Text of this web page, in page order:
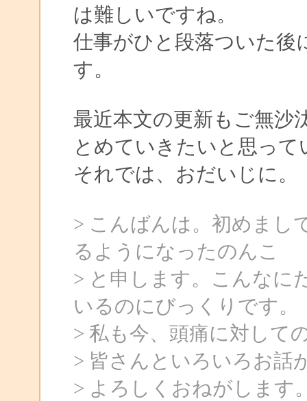
は難しいですね。
仕事がひと段落ついた後
す。
最近本文の更新もご無沙
とめていきたいと思って
それでは、おだいじに。
> こんばんは。初めまし
るようになったのんこ
> と申します。こんなに
いるのにびっくりです。
> 私も今、頭痛に対して
> 皆さんといろいろお話
> よろしくおねがします